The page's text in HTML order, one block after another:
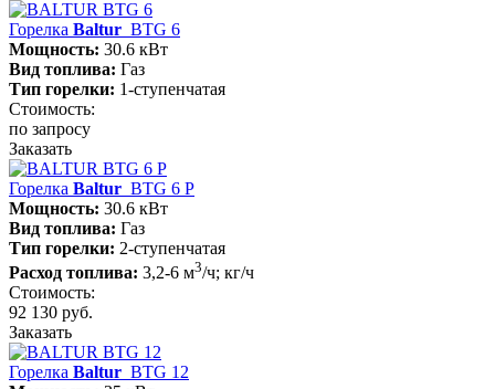
Горелка Baltur BTG 6
Мощность: 30.6 кВт
Вид топлива: Газ
Тип горелки: 1-ступенчатая
Стоимость:
по запросу
Заказать
Горелка Baltur BTG 6 P
Мощность: 30.6 кВт
Вид топлива: Газ
Тип горелки: 2-ступенчатая
Расход топлива: 3,2-6 м3/ч; кг/ч
Стоимость:
92 130 руб.
Заказать
Горелка Baltur BTG 12